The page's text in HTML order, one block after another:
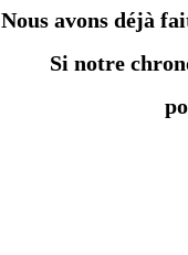
Nous avons déjà
Si notre